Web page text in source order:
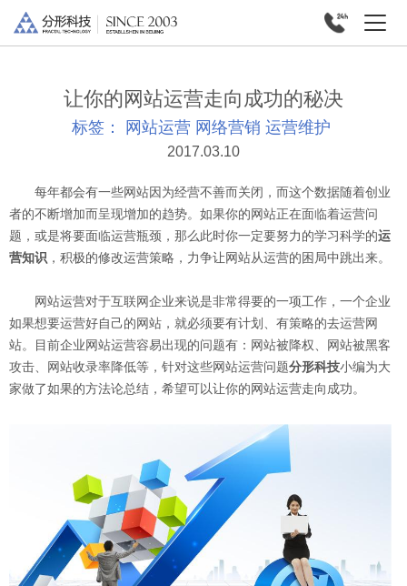
让你的网站运营走向成功的秘决
标签： 网站运营 网络营销 运营维护
2017.03.10
每年都会有一些网站因为经营不善而关闭，而这个数据随着创业
者的不断增加而呈现增加的趋势。如果你的网站正在面临着运营问
题，或是将要面临运营瓶颈，那么此时你一定要努力的学习科学的运
营知识 ，积极的修改运营策略，力争让网站从运营的困局中跳出来。
网站运营对于互联网企业来说是非常得要的一项工作，一个企业
如果想要运营好自己的网站，就必须要有计划、有策略的去运营网
站。目前企业网站运营容易出现的问题有：网站被降权、网站被黑客
攻击、网站收录率降低等，针对这些网站运营问题分形科技小编为大
家做了如果的方法论总结，希望可以让你的网站运营走向成功。